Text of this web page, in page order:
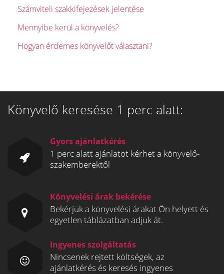
Számviteli szakkifejezések jelentése
Mennyibe kerül a könyvelés?
Hogyan érdemes könyvelőt választani?
Könyvelő keresése 1 perc alatt:
Gyors ajánlatkérés
1 perc alatt ajánlatot kérhet a könyvelő-
szakemberektől
Könyvelési árak bekérése
Bekérjük a könyvelési árakat Ön helyett és
egyetlen táblázatban adjuk át.
Ingyenes szolgáltatás
Nincsenek rejtett költségek, az
ajánlatkérés és keresés ingyenes